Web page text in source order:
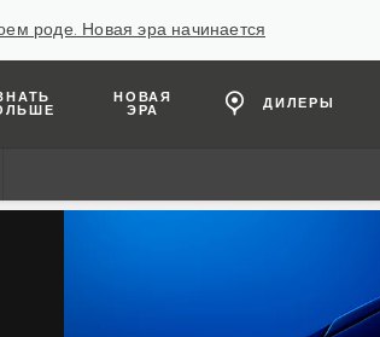
роде. Новая эра начинается
НОВАЯ
ЭРА
ДИЛЕРЫ